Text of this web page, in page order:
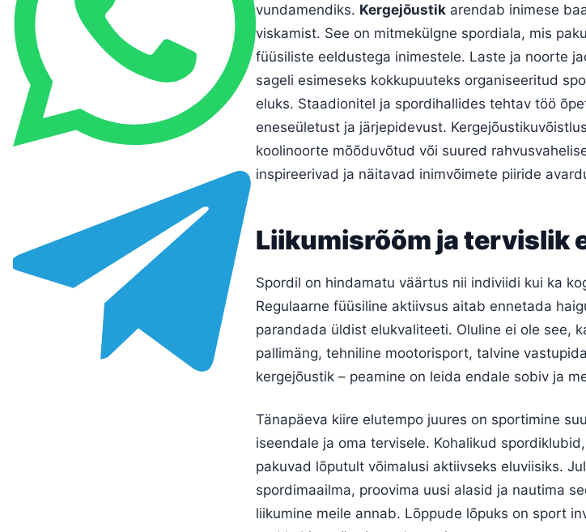
vundamendiks. Kergejõustik arendab inimese
viskamist. See on mitmekülgne spordiala, mis
füüsiliste eeldustega inimestele. Laste ja noorte
sageli esimeseks kokkupuuteks organiseeritud
eluks. Staadionitel ja spordihallides tehtav töö
eneseületust ja järjepidevust.
koolinoorte mõõduvõtud või suured
inspireerivad ja näitavad inimvõimete piiride
Liikumisrõõm ja tervislik
Spordil on hindamatu väärtus nii indiviidi kui ka
Regulaarne füüsiline aktiivsus aitab ennetada
parandada üldist elukvaliteeti. Oluline ei ole see,
pallimäng, tehniline mootorisport, talvine
kergejõustik – peamine on leida endale sobiv ja
Tänapäeva kiire elutempo juures on sportimine
iseendale ja oma tervisele. Kohalikud
pakuvad lõputult võimalusi aktiivseks eluviisiks.
spordimaailma, proovima uusi alasid ja nautima
liikumine meile annab. Lõppude lõpuks on sport